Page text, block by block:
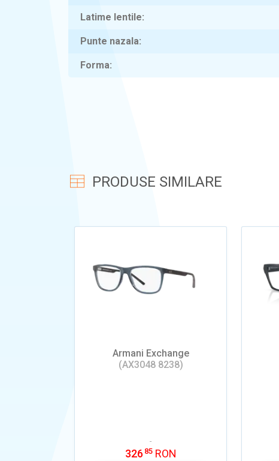
Latime lentile
Punte nazala
Forma
PRODUSE SIMILARE
Armani Exchange
(AX3048 8238)
326 85 RON